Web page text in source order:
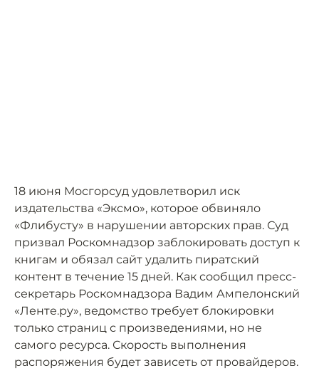
18 июня Мосгорсуд удовлетворил иск
издательства «Эксмо», которое обвиняло
«Флибусту» в нарушении авторских прав. Суд
призвал Роскомнадзор заблокировать доступ к
книгам и обязал сайт удалить пиратский
контент в течение 15 дней. Как сообщил пресс-
секретарь Роскомнадзора Вадим Ампелонский
«Ленте.ру», ведомство требует блокировки
только страниц с произведениями, но не
самого ресурса. Скорость выполнения
распоряжения будет зависеть от провайдеров.